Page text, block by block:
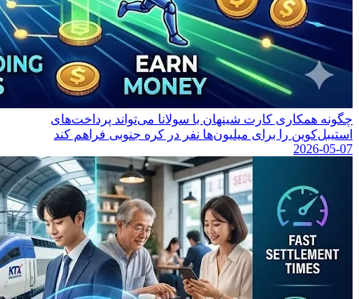
چگونه همکاری کارت شینهان با سولانا می‌تواند پرداخت‌های
استیبل‌کوین را برای میلیون‌ها نفر در کره جنوبی فراهم کند
2026-05-07